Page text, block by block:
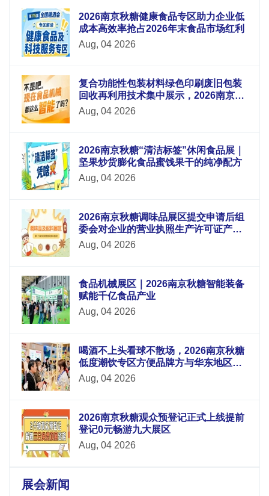
2026南京秋糖健康食品专区助力企业低
成本高效率抢占2026年末食品市场红利
Aug, 04 2026
复合功能性包装材料绿色印刷废旧包装
回收再利用技术集中展示，2026南京秋
糖9号馆循环经济
Aug, 04 2026
2026南京秋糖“清洁标签”休闲食品展｜
坚果炒货膨化食品蜜饯果干的纯净配方
Aug, 04 2026
2026南京秋糖调味品展区提交申请后组
委会对企业的营业执照生产许可证产品
检测报告等材料进行审核
Aug, 04 2026
食品机械展区｜2026南京秋糖智能装备
赋能千亿食品产业
Aug, 04 2026
喝酒不上头看球不散场，2026南京秋糖
低度潮饮专区方便品牌方与华东地区酒
吧连锁便利店电商平台采购商面对面洽
Aug, 04 2026
2026南京秋糖观众预登记正式上线提前
登记0元畅游九大展区
Aug, 04 2026
展会新闻